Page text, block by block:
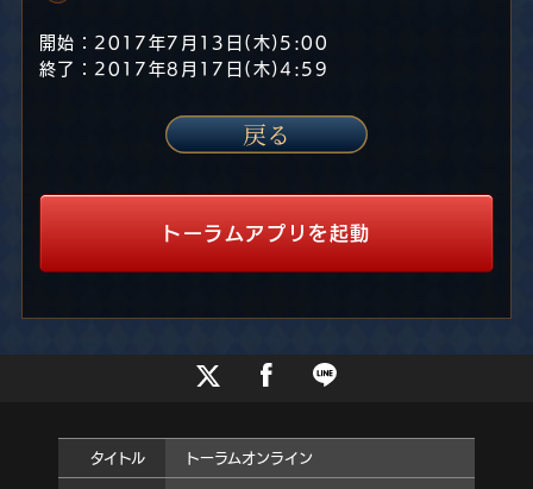
開始：2017年7月13日(木)5:00
終了：2017年8月17日(木)4:59
トーラムアプリを起動
タイトル トーラムオンライン